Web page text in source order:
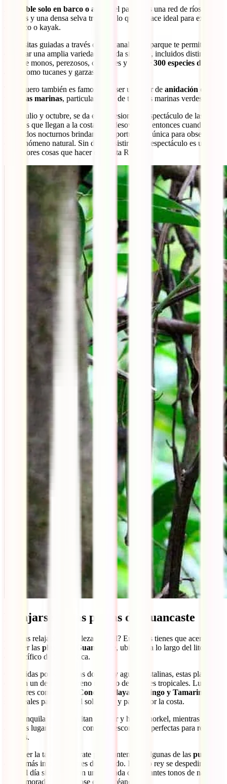
Accesible solo en barco o avión
, el parque es una red de ríos,
lagunas y una densa selva tropical, lo que lo hace ideal para explorar
en barco o kayak.
Las visitas guiadas a través de los canales del parque te permiten
observar una amplia variedad de vida silvestre, incluidos distintos
tipos de monos, perezosos, caimanes y más de 300 especies de
, como tucanes y garzas.
Tortuguero también es famoso por ser un lugar de anidación de
tortugas marinas, particularmente de tortugas marinas verdes.
Entre julio y octubre, se da el impresionante espectáculo de las
tortugas que llegan a la costa para desovar. Es entonces cuando los
recorridos nocturnos brindan una oportunidad única para observar
este fenómeno natural. Sin duda, asistir a este espectáculo es una de
las mejores cosas que hacer en Costa Rica.
Relajarse en las playas de Guancaste
¿Buscas relajación y belleza natural? Entonces tienes que acercarte a
conocer las playas de Guanacaste , ubicadas a lo largo del litoral
del Pacífico de Costa Rica.
Conocidas por sus arenas doradas y aguas cristalinas, estas playas
ofrecen un descanso sereno rodeado de paisajes tropicales. Lugares
populares como
Playa Conchal, Playa Flamingo y Tamarindo
son ideales para tomar el sol, nadar y pasear por la costa.
Las tranquilas aguas invitan a nadar y hacer snorkel, mientras que
algunos lugares cuentan con calas escondidas perfectas para retiros
íntimos.
Y al caer la tarde, prepárate para contemplar algunas de las puestas
más impresionantes del mundo. El astro rey se despedirá,
hasta el día siguiente, con una miríada de vibrantes tonos de naranja,
rosa y morado reflejándose en el océano.